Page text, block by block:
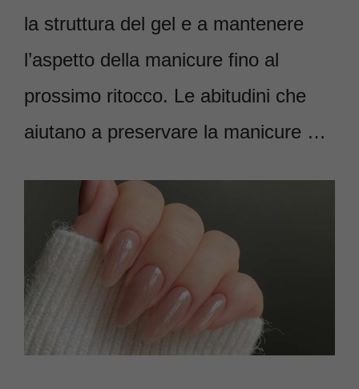
la struttura del gel e a mantenere
l’aspetto della manicure fino al
prossimo ritocco. Le abitudini che
aiutano a preservare la manicure …